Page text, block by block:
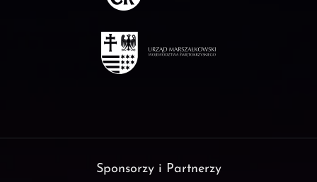
Sponsorzy i Partnerzy